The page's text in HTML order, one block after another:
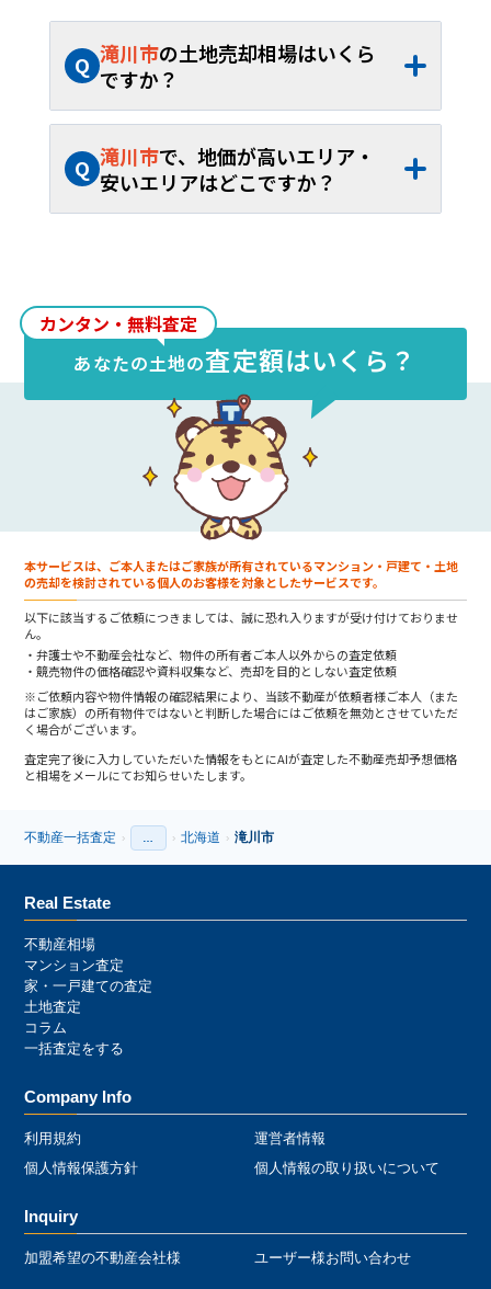
Q 滝川市の土地売却相場はいくら
ですか？
A 滝川市の土地売却相場は、約3.74万円/坪
（約6,446円～約8.66万円/坪 ）、平米単価
約1.13万円/㎡（約1,950円～約
2.62万円/
Q 滝川市で、地価が高いエリア・
安いエリアはどこですか？
6,446円/坪（約
カンタン・無料査定
あなたの土地の査定額はいくら？
本サービスは、ご本人またはご家族が所有されているマンション・戸建て・土地
の売却を検討されている個人のお客様を対象としたサービスです。
以下に該当するご依頼につきましては、誠に恐れ入りますが受け付けておりませ
ん。
弁護士や不動産会社など、物件の所有者ご本人以外からの査定依頼
競売物件の価格確認や資料収集など、売却を目的としない査定依頼
※ご依頼内容や物件情報の確認結果により、当該不動産が依頼者様ご本人（また
はご家族）の所有物件ではないと判断した場合にはご依頼を無効とさせていただ
く場合がございます。
査定完了後に入力していただいた情報をもとにAIが査定した不動産売却予想価格
と相場をメールにてお知らせいたします。
不動産一括査定 › › 北海道 › 滝川市
Real Estate
不動産相場
マンション査定
家・一戸建ての査定
土地査定
コラム
一括査定をする
Company Info
利用規約
運営者情報
個人情報保護方針
個人情報の取り扱いについて
Inquiry
加盟希望の不動産会社様 ユーザー様お問い合わせ